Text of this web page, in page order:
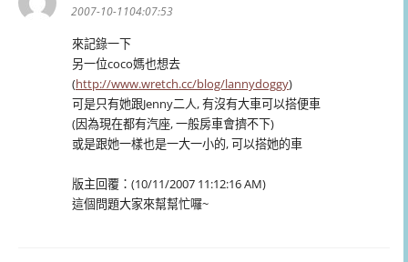
示:
2007-10-1104:07:53
來記錄一下
另一位coco媽也想去
(http://www.wretch.cc/blog/lannydoggy)
可是只有她跟Jenny二人, 有沒有大車可以搭便車
(因為現在都有汽座, 一般房車會擠不下)
或是跟她一樣也是一大一小的, 可以搭她的車
版主回覆：(10/11/2007 11:12:16 AM)
這個問題大家來幫幫忙囉~